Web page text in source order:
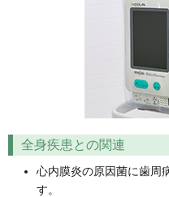
全身疾患との関連
心内膜炎の原因菌に歯周
す。